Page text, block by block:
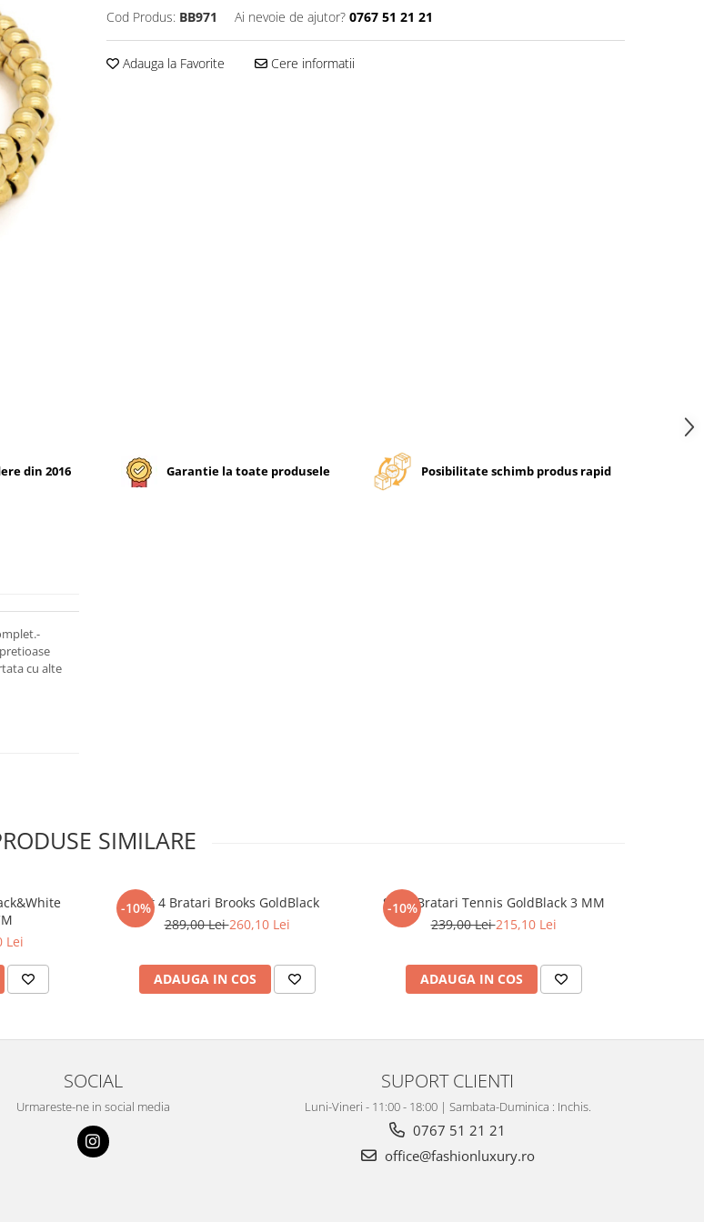
Cod Produs: BB971 Ai nevoie de ajutor? 0767 51 21 21
Adauga la Favorite Cere informatii
din 2016 Garantie la toate produsele Posibilitate schimb produs rapid
cu alte
SIMILARE
Lei
-10%Set 4 Bratari Brooks GoldBlack
289,00 Lei260,10 Lei
ADAUGA IN COS
-10%
Set 3 Bratari Tennis GoldBlack 3 MM
239,00 Lei215,10 Lei
ADAUGA IN COS
SOCIAL
Urmareste-ne in social media
SUPORT CLIENTI
Luni-Vineri - 11:00 - 18:00 | Sambata-Duminica : Inchis.
0767 51 21 21
office@fashionluxury.ro